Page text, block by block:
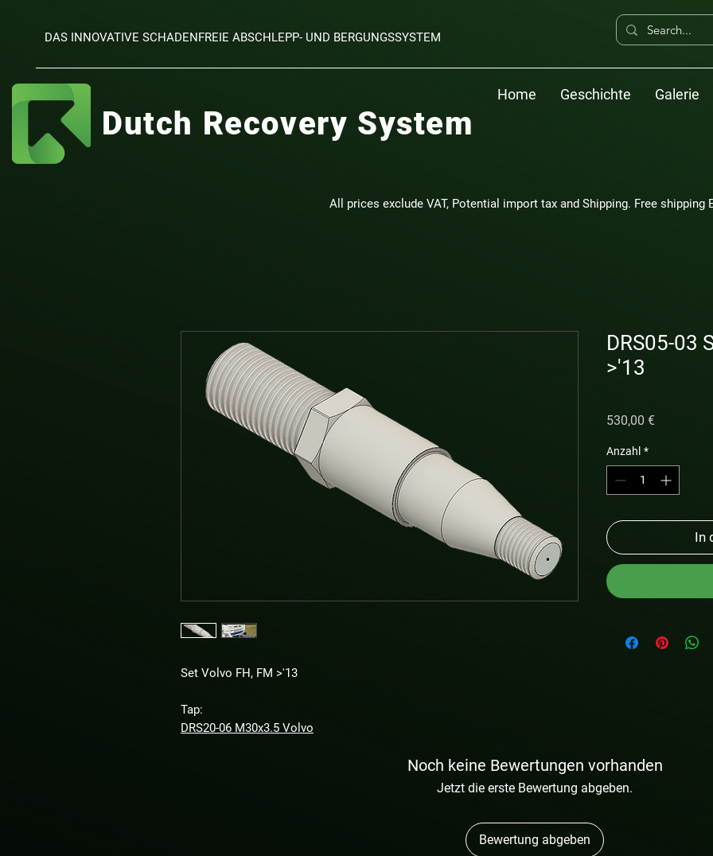
DAS INNOVATIVE SCHADENFREIE ABSCHLEPP- UND BERGUNGSSYSTEM
Dutch Recovery System
Home Geschichte Galerie
All prices exclude VAT, Potential import tax and Shipping. Free shipping
Set Volvo FH, FM >'13
Tap:
DRS20-06 M30x3.5 Volvo
DRS05-03
>'13
530,00 €Preis
Anzahl *
In
Noch keine Bewertungen vorhanden
Jetzt die erste Bewertung abgeben.
Bewertung abgeben